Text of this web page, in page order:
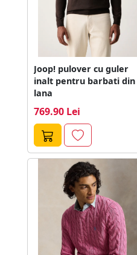
Joop! pulover cu guler
inalt pentru barbati din
lana
769.90 Lei